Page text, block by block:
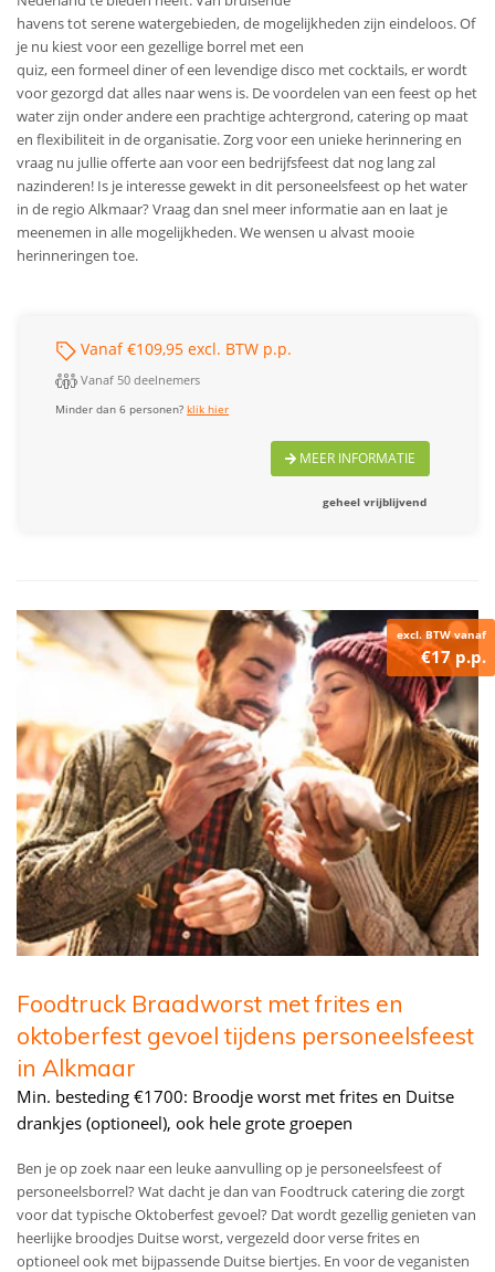
havens tot serene watergebieden, de mogelijkheden zijn eindeloos. Of
je nu kiest voor een gezellige borrel met een
quiz, een formeel diner of een levendige disco met cocktails, er wordt
voor gezorgd dat alles naar wens is. De voordelen van een feest op het
water zijn onder andere een prachtige achtergrond, catering op maat
en flexibiliteit in de organisatie. Zorg voor een unieke herinnering en
vraag nu jullie offerte aan voor een bedrijfsfeest dat nog lang zal
nazinderen! Is je interesse gewekt in dit personeelsfeest op het water
in de regio Alkmaar? Vraag dan snel meer informatie aan en laat je
meenemen in alle mogelijkheden. We wensen u alvast mooie
herinneringen toe.
Vanaf €109,95 excl. BTW p.p.
Vanaf 50 deelnemers
Minder dan 6 personen?klik hier
MEER INFORMATIE
geheel vrijblijvend
excl. BTW vanaf
€17 p.p.
Foodtruck Braadworst met frites en
oktoberfest gevoel tijdens personeelsfeest
in Alkmaar
Min. besteding €1700: Broodje worst met frites en Duitse
drankjes (optioneel), ook hele grote groepen
Ben je op zoek naar een leuke aanvulling op je personeelsfeest of
personeelsborrel? Wat dacht je dan van Foodtruck catering die zorgt
voor dat typische Oktoberfest gevoel? Dat wordt gezellig genieten van
heerlijke broodjes Duitse worst, vergezeld door verse frites en
optioneel ook met bijpassende Duitse biertjes. En voor de veganisten